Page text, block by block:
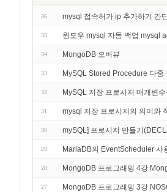
36 mysql 접속허가 ip 추가하기 간
35 윈도우 mysql 자동 백업 mysql
34 MongoDB 오버뷰
33 MySQL Stored Procedure 다중
32 MySQL 저장 프로시저 매개변
31 mysql 저장 프로시저의 의미와
30 mySQL] 프로시저 만들기
29 MariaDB의 EventScheduler 사
28 MongoDB 프로그래밍 4강
27 MongoDB 프로그래밍 3강